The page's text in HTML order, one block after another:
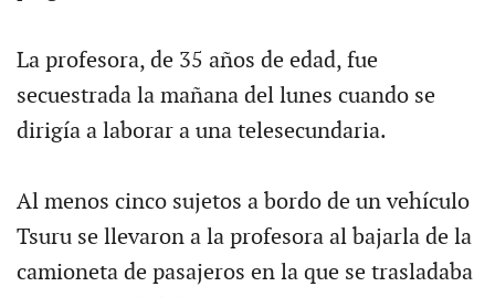
La profesora, de 35 años de edad, fue
secuestrada la mañana del lunes cuando se
dirigía a laborar a una telesecundaria.
Al menos cinco sujetos a bordo de un vehículo
Tsuru se llevaron a la profesora al bajarla de la
camioneta de pasajeros en la que se trasladaba